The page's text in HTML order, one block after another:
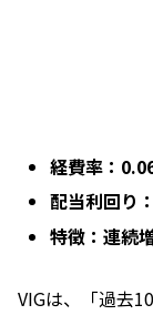
経費率：
配当利回り
特徴：連続
VIGは、「過去